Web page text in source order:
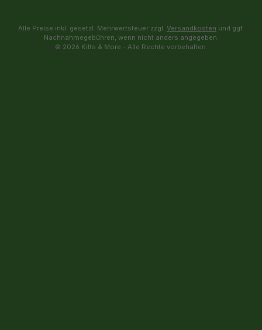
Alle Preise inkl. gesetzl. Mehrwertsteuer zzgl. Versandkosten und ggf.
Nachnahmegebühren, wenn nicht anders angegeben.
© 2026 Kilts & More - Alle Rechte vorbehalten.